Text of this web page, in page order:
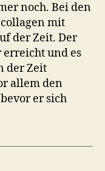
noch. Bei den
mit
der Zeit. Der
und es
der Zeit
allem den
er sich